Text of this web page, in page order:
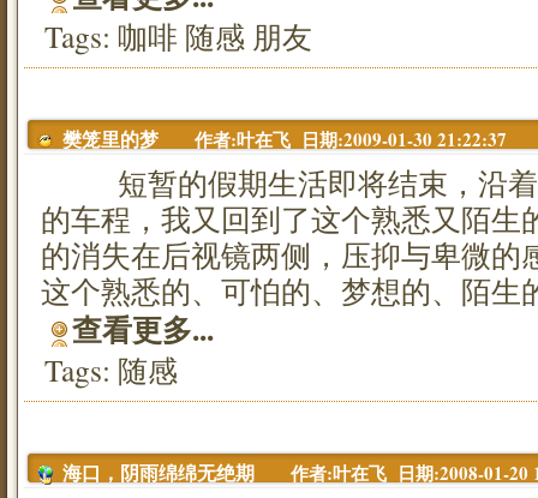
Tags: 咖啡 随感 朋友
樊笼里的梦 作者:叶在飞 日期:2009-01-30 21:22:37
短暂的假期生活即将结束，沿着
的车程，我又回到了这个熟悉又陌生
的消失在后视镜两侧，压抑与卑微的
这个熟悉的、可怕的、梦想的、陌生
查看更多...
Tags: 随感
海口，阴雨绵绵无绝期 作者:叶在飞 日期:2008-01-20